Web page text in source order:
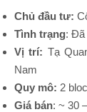
Chủ đầu tư:
Tình trạng: Đã
Vị trí: Tạ
Nam
Quy mô: 2
Giá bán: ~ 30